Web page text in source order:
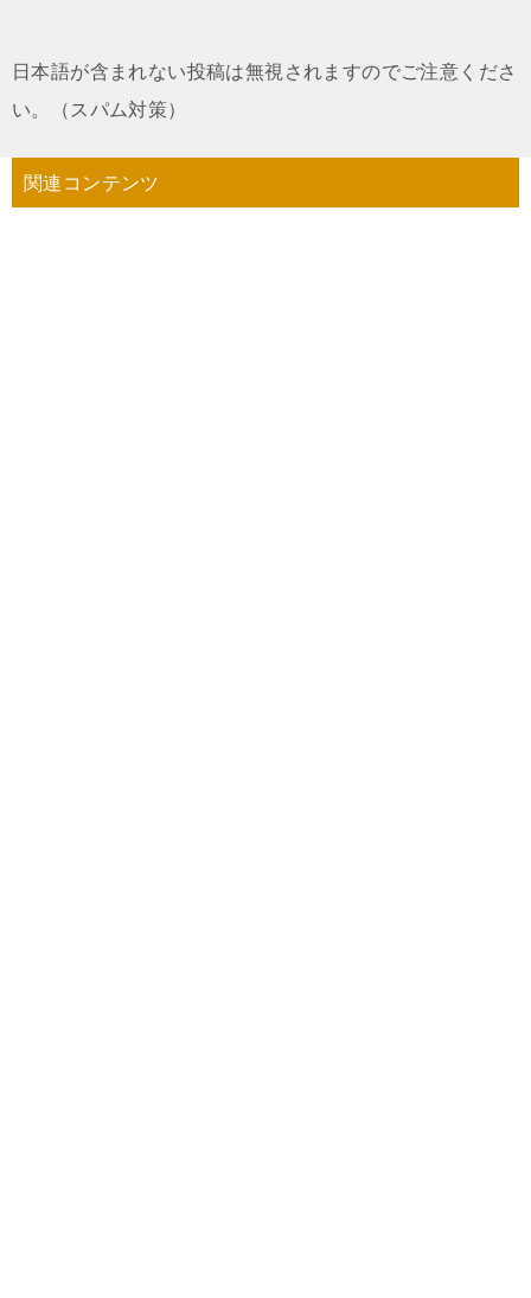
日本語が含まれない投稿は無視されますのでご注意くださ
い。（スパム対策）
関連コンテンツ